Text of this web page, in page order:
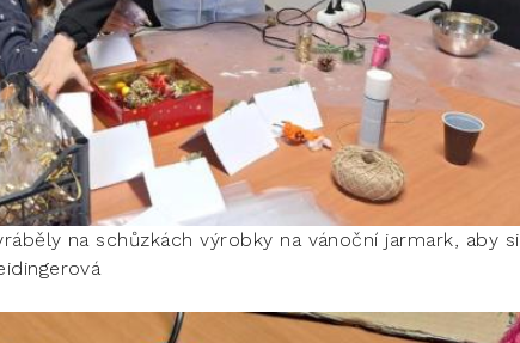
na schůzkách výrobky na vánoční jarmark, aby si